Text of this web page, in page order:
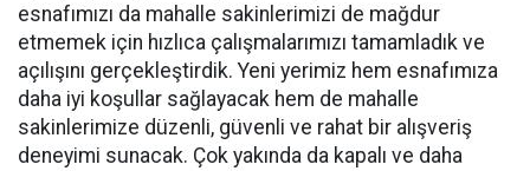
esnafımızı da mahalle sakinlerimizi de mağdur
etmemek için hızlıca çalışmalarımızı tamamladık ve
açılışını gerçekleştirdik. Yeni yerimiz hem esnafımıza
daha iyi koşullar sağlayacak hem de mahalle
sakinlerimize düzenli, güvenli ve rahat bir alışveriş
deneyimi sunacak. Çok yakında da kapalı ve daha